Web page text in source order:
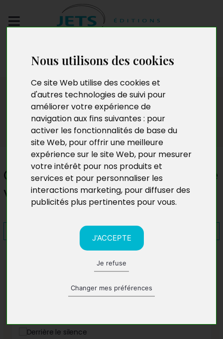
Nous utilisons des cookies
Ce site Web utilise des cookies et
d'autres technologies de suivi pour
améliorer votre expérience de
navigation aux fins suivantes : pour
activer les fonctionnalités de base du
site Web, pour offrir une meilleure
expérience sur le site Web, pour mesurer
votre intérêt pour nos produits et
services et pour personnaliser les
interactions marketing, pour diffuser des
publicités plus pertinentes pour vous.
J'ACCEPTE
Je refuse
Changer mes préférences
manuscrit
Presse
Cinq ans ferme, histoire d’une
violence
A lire également